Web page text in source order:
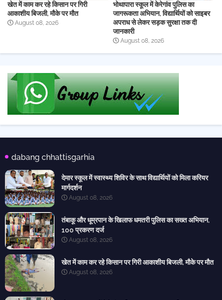
खेत में काम कर रहे किसान पर गिरी
आकाशीय बिजली, मौके पर मौत
August 08, 2026
भोथापारा स्कूल में केरेगांव पुलिस का
जागरूकता अभियान, विद्यार्थियों को साइबर
अपराध से लेकर सड़क सुरक्षा तक दी
जानकारी
August 08, 2026
dabang chhattisgarhia
देमार स्कूल में स्वास्थ्य शिविर के साथ विद्यार्थियों को मिला करियर
मार्गदर्शन
August 08, 2026
तंबाकू और धूम्रपान के खिलाफ धमतरी पुलिस का सख्त अभियान,
100 प्रकरण दर्ज
August 08, 2026
खेत में काम कर रहे किसान पर गिरी आकाशीय बिजली, मौके पर मौत
August 08, 2026